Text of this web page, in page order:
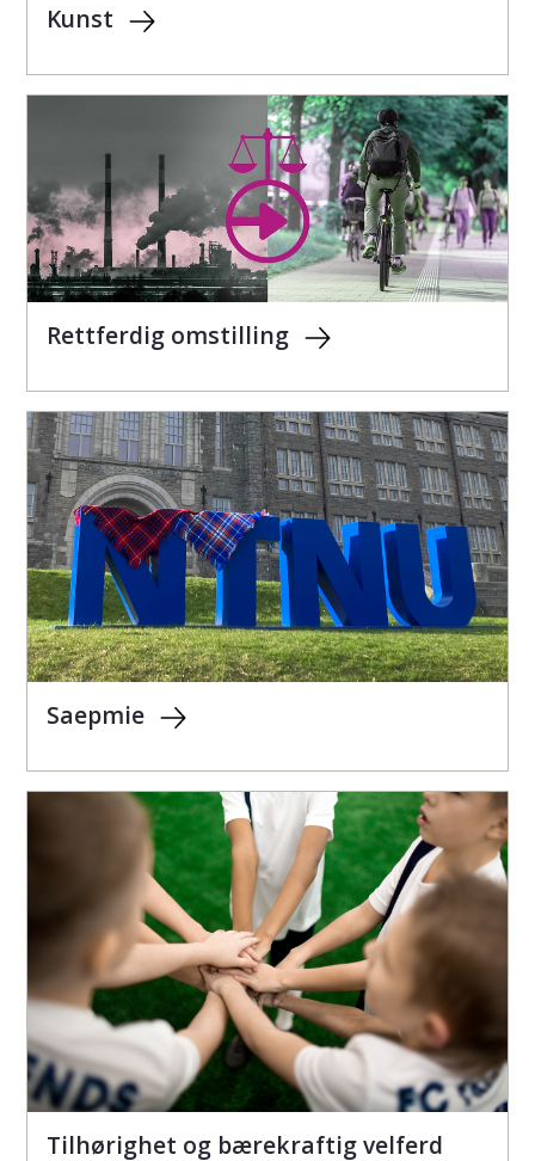
Kunst
Rettferdig omstilling
Saepmie
Tilhørighet og bærekraftig velferd